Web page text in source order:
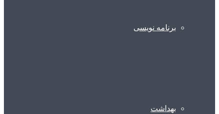
برنامه نویسی
بهداشت